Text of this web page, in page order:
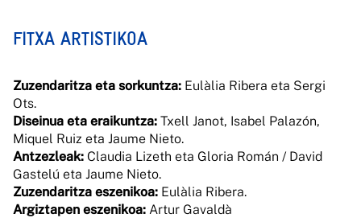
FITXA ARTISTIKOA
Zuzendaritza eta sorkuntza: Eulàlia Ribera eta Sergi
Ots.
Diseinua eta eraikuntza: Txell Janot, Isabel Palazón,
Miquel Ruiz eta Jaume Nieto.
Antzezleak: Claudia Lizeth eta Gloria Román / David
Gastelú eta Jaume Nieto.
Zuzendaritza eszenikoa: Eulàlia Ribera.
Argiztapen eszenikoa: Artur Gavaldà